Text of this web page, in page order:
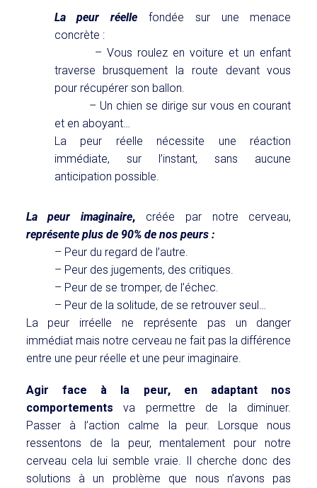
La peur réelle fondée sur une menace
concrète :
– Vous roulez en voiture et un enfant
traverse brusquement la route devant vous
pour récupérer son ballon.
– Un chien se dirige sur vous en courant
et en aboyant…
La peur réelle nécessite une réaction
immédiate, sur l’instant, sans aucune
anticipation possible.
La peur imaginaire, créée par notre cerveau,
représente plus de 90% de nos peurs :
– Peur du regard de l’autre.
– Peur des jugements, des critiques.
– Peur de se tromper, de l’échec.
– Peur de la solitude, de se retrouver seul…
La peur irréelle ne représente pas un danger
immédiat mais notre cerveau ne fait pas la différence
entre une peur réelle et une peur imaginaire.
Agir face à la peur, en adaptant nos
comportements va permettre de la diminuer.
Passer à l’action calme la peur. Lorsque nous
ressentons de la peur, mentalement pour notre
cerveau cela lui semble vraie. Il cherche donc des
solutions à un problème que nous n’avons pas